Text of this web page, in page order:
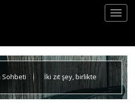
Sohbeti İki zıt şey, birlikte